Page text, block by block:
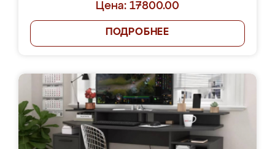
Цена: 17800.00
ПОДРОБНЕЕ